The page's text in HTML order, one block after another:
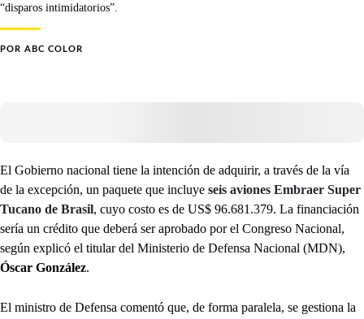
“disparos intimidatorios”.
POR ABC COLOR
El Gobierno nacional tiene la intención de adquirir, a través de la vía
de la excepción, un paquete que incluye seis aviones Embraer Super
Tucano de Brasil, cuyo costo es de US$ 96.681.379. La financiación
sería un crédito que deberá ser aprobado por el Congreso Nacional,
según explicó el titular del Ministerio de Defensa Nacional (MDN),
Óscar González.
El ministro de Defensa comentó que, de forma paralela, se gestiona la